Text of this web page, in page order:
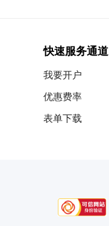
快速服务通道
我要开户
优惠费率
表单下载